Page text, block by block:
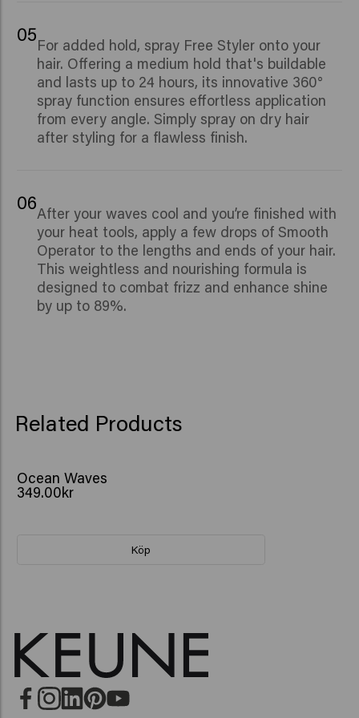
05For added hold, spray Free Styler onto your
hair. Offering a medium hold that's buildable
and lasts up to 24 hours, its innovative 360°
spray function ensures effortless application
from every angle. Simply spray on dry hair
after styling for a flawless finish.
06After your waves cool and you’re finished with
your heat tools, apply a few drops of Smooth
Operator to the lengths and ends of your hair.
This weightless and nourishing formula is
designed to combat frizz and enhance shine
by up to 89%.
Related Products
Ocean Waves
349.00kr
Köp